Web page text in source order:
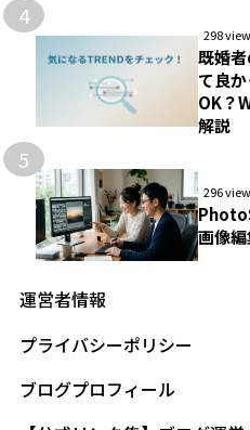
4
298
既婚
て良
OK？
解説
5
296
画像
運営者情報
プライバシーポリシー
ブログプロフィール